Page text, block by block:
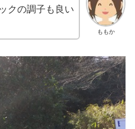
ももか
クの調子も良い